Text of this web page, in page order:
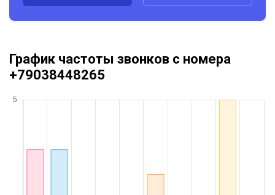
График частоты звонков с номера
+79038448265